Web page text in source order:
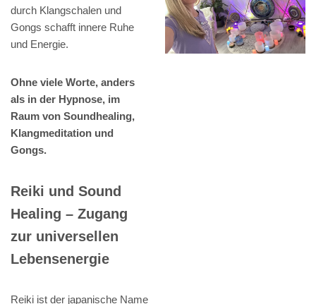
durch Klangschalen und
Gongs schafft innere Ruhe
und Energie.
Ohne viele Worte, anders
als in der Hypnose, im
Raum von Soundhealing,
Klangmeditation und
Gongs.
Reiki und Sound
Healing – Zugang
zur universellen
Lebensenergie
Reiki ist der japanische Name